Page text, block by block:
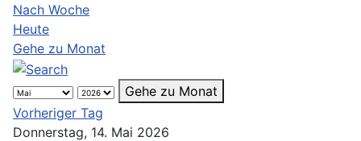
Nach Woche
Heute
Gehe zu Monat
Gehe zu Monat
Vorheriger Tag
Donnerstag, 14. Mai 2026